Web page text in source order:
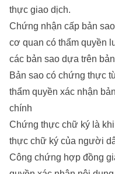
thực giao dịch.
Chứng nhận cấp bản
cơ quan có thẩm quyền
các bản sao dựa trên
Bản sao có chứng thực
thẩm quyền xác nhận
chính
Chứng thực chữ ký là
thực chữ ký của người
Công chứng hợp đồng